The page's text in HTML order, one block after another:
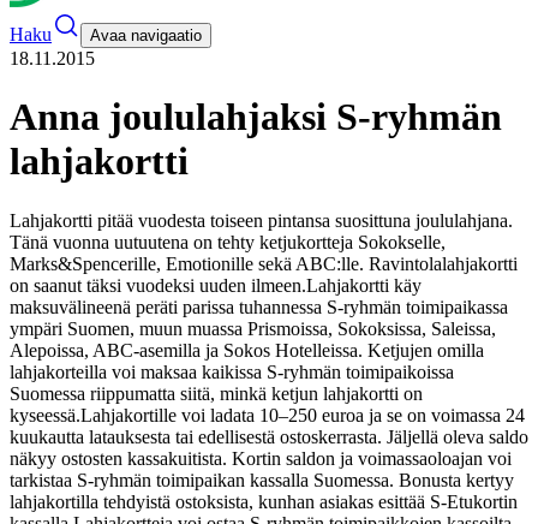
Haku Avaa navigaatio
18.11.2015
Anna joululahjaksi S-ryhmän
lahjakortti
Lahjakortti pitää vuodesta toiseen pintansa suosittuna joululahjana.
Tänä vuonna uutuutena on tehty ketjukortteja Sokokselle,
Marks&Spencerille, Emotionille sekä ABC:lle. Ravintolalahjakortti
on saanut täksi vuodeksi uuden ilmeen.Lahjakortti käy
maksuvälineenä peräti parissa tuhannessa S-ryhmän toimipaikassa
ympäri Suomen, muun muassa Prismoissa, Sokoksissa, Saleissa,
Alepoissa, ABC-asemilla ja Sokos Hotelleissa. Ketjujen omilla
lahjakorteilla voi maksaa kaikissa S-ryhmän toimipaikoissa
Suomessa riippumatta siitä, minkä ketjun lahjakortti on
kyseessä.Lahjakortille voi ladata 10–250 euroa ja se on voimassa 24
kuukautta latauksesta tai edellisestä ostoskerrasta. Jäljellä oleva saldo
näkyy ostosten kassakuitista. Kortin saldon ja voimassaoloajan voi
tarkistaa S-ryhmän toimipaikan kassalla Suomessa. Bonusta kertyy
lahjakortilla tehdyistä ostoksista, kunhan asiakas esittää S-Etukortin